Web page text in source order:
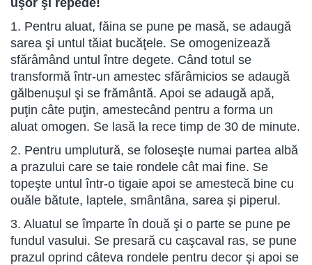
uşor şi repede!
1. Pentru aluat, făina se pune pe masă, se adaugă
sarea şi untul tăiat bucăţele. Se omogenizează
sfărâmând untul între degete. Când totul se
transformă într-un amestec sfărâmicios se adaugă
gălbenuşul şi se frământă. Apoi se adaugă apă,
puţin câte puţin, amestecând pentru a forma un
aluat omogen. Se lasă la rece timp de 30 de minute.
2. Pentru umplutură, se foloseşte numai partea albă
a prazului care se taie rondele cât mai fine. Se
topeşte untul într-o tigaie apoi se amestecă bine cu
ouăle bătute, laptele, smântâna, sarea şi piperul.
3. Aluatul se împarte în două şi o parte se pune pe
fundul vasului. Se presară cu caşcaval ras, se pune
prazul oprind câteva rondele pentru decor şi apoi se